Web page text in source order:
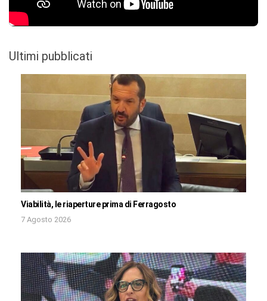
Ultimi pubblicati
Viabilità, le riaperture prima di Ferragosto
7 Agosto 2026